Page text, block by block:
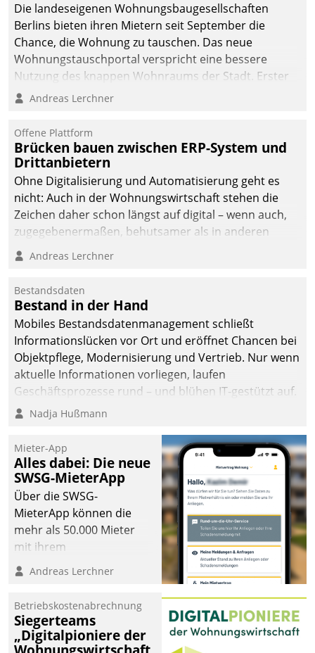
Die landeseigenen Wohnungsbaugesellschaften
Berlins bieten ihren Mietern seit September die
Chance, die Wohnung zu tauschen. Das neue
Wohnungstauschportal verspricht eine bessere
Nutzung des knappen Wohnraums der Stadt. Erster
Anwendungsfall für Datatrains Lösung API-Hub mit
Unternehmen.
Andreas Lerchner
Offene Plattform
Brücken bauen zwischen ERP-System und
Drittanbietern
Ohne Digitalisierung und Automatisierung geht es
nicht: Auch in der Wohnungswirtschaft stehen die
Zeichen daher schon längst auf digital – wenn auch,
zugegebenermaßen, behutsamer als in anderen
Branchen.
Andreas Lerchner
Bestandsdaten
Bestand in der Hand
Mobiles Bestandsdatenmanagement schließt
Informationslücken vor Ort und eröffnet Chancen bei
Objektpflege, Modernisierung und Vertrieb. Nur wenn
aktuelle Informationen vorliegen, laufen
Geschäftsprozesse rund – und blühen IT-gestützt auf.
Nadja Hußmann
Mieter-App
Alles dabei: Die neue
SWSG-MieterApp
Über die SWSG-
MieterApp können die
mehr als 50.000 Mieter
mit ihrem
Wohnungsunternehmen
kommunizieren, auf dem
einsehen und ändern
oder
Schadensmeldungen
Andreas Lerchner
Betriebskostenabrechnung
Siegerteams
„Digitalpioniere der